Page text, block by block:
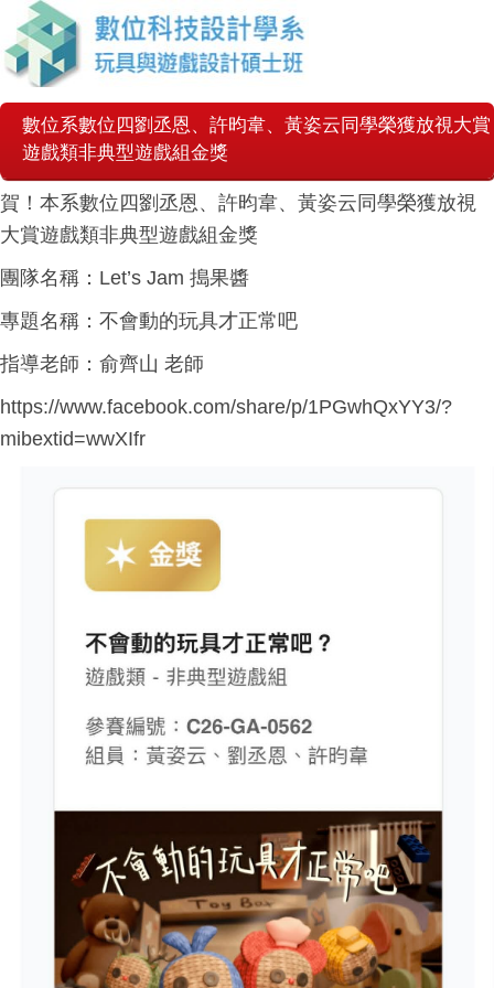
數位系數位四劉丞恩、許昀韋、黃姿云同學榮獲放視大賞
遊戲類非典型遊戲組金獎
賀！本系數位四劉丞恩、許昀韋、黃姿云同學榮獲放視
大賞遊戲類非典型遊戲組金獎
團隊名稱：Let’s Jam 搗果醬
專題名稱：不會動的玩具才正常吧
指導老師：俞齊山 老師
https://www.facebook.com/share/p/1PGwhQxYY3/?
mibextid=wwXIfr